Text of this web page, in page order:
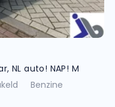
NL auto! NAP! M
Benzine